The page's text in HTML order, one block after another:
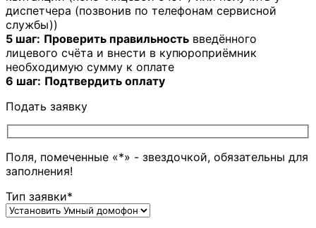
диспетчера (позвонив по телефонам сервисной
службы))
5 шаг: Проверить правильность введённого
лицевого счёта и внести в купюроприёмник
необходимую сумму к оплате
6 шаг: Подтвердить оплату
Подать заявку
Поля, помеченные «*» - звездочкой, обязательны для
заполнения!
Тип заявки*